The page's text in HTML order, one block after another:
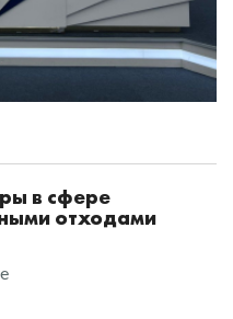
в сфере
отходами